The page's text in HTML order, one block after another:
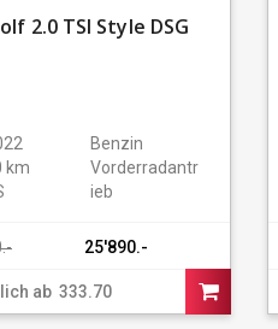
buy car
2.0 TSI Style DSG
km
Benzin
Vorderradantr
ieb
ab 333.70
25'890.-